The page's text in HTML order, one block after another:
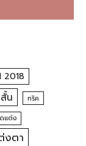
2018
น ทริค
แต่ง
งตา